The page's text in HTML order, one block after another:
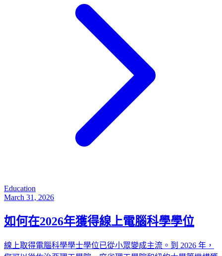
Education
March 31, 2026
如何在2026年獲得線上電腦科學學位
線上取得電腦科學學士學位已從小眾變成主流。到 2026 年，